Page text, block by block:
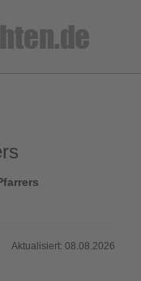
Aktualisiert: 08.08.2026